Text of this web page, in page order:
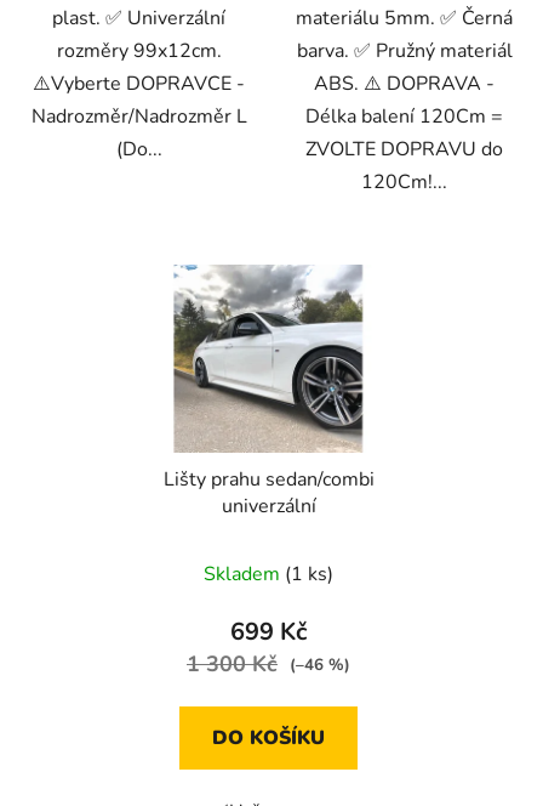
plast. ✅ Univerzální
rozměry 99x12cm.
⚠️Vyberte DOPRAVCE -
Nadrozměr/Nadrozměr L
(Do...
materiálu 5mm. ✅ Černá
barva. ✅ Pružný materiál
ABS. ⚠️ DOPRAVA -
Délka balení 120Cm =
ZVOLTE DOPRAVU do
120Cm!...
Lišty prahu sedan/combi
univerzální
Skladem (1 ks)
699 Kč
1 300 Kč (–46 %)
DO KOŠÍKU